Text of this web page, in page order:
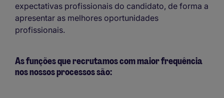
expectativas profissionais do candidato, de forma a
apresentar as melhores oportunidades
profissionais.
As funções que recrutamos com maior frequência
nos nossos processos são: